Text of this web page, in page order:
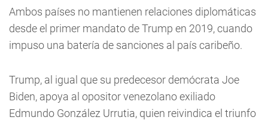
Ambos países no mantienen relaciones diplomáticas
desde el primer mandato de Trump en 2019, cuando
impuso una batería de sanciones al país caribeño.
Trump, al igual que su predecesor demócrata Joe
Biden, apoya al opositor venezolano exiliado
Edmundo González Urrutia, quien reivindica el triunfo